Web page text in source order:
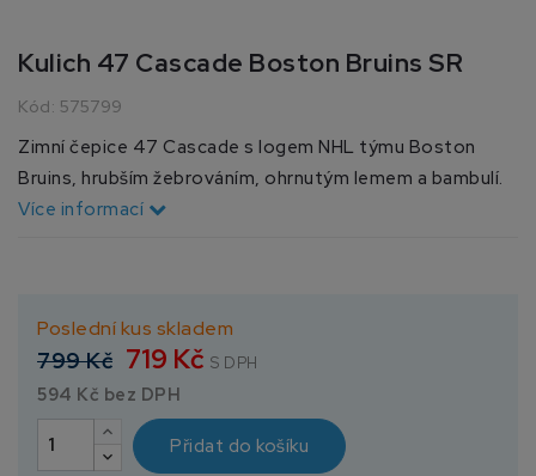
Kulich 47 Cascade Boston Bruins SR
Kód: 575799
Zimní čepice 47 Cascade s logem NHL týmu Boston
Bruins, hrubším žebrováním, ohrnutým lemem a bambulí.
Více informací
Poslední kus skladem
799 Kč 719 Kč S DPH
594 Kč bez DPH
Přidat do košíku